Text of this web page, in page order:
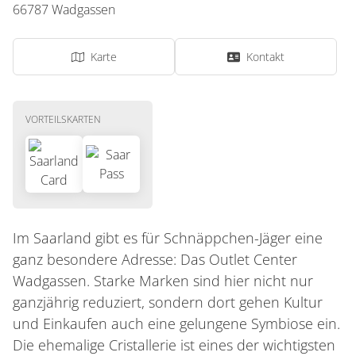
66787Wadgassen
Karte Kontakt
VORTEILSKARTEN
Im Saarland gibt es für Schnäppchen-Jäger eine
ganz besondere Adresse: Das Outlet Center
Wadgassen. Starke Marken sind hier nicht nur
ganzjährig reduziert, sondern dort gehen Kultur
und Einkaufen auch eine gelungene Symbiose ein.
Die ehemalige Cristallerie ist eines der wichtigsten